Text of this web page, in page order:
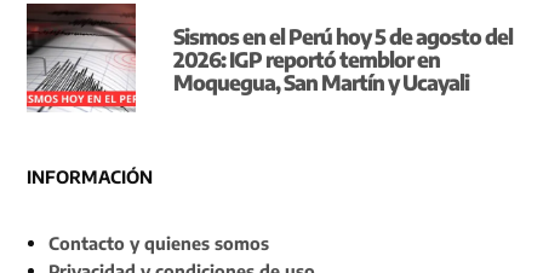
Sismos en el Perú hoy 5 de agosto del
2026: IGP reportó temblor en
Moquegua, San Martín y Ucayali
INFORMACIÓN
Contacto y quienes somos